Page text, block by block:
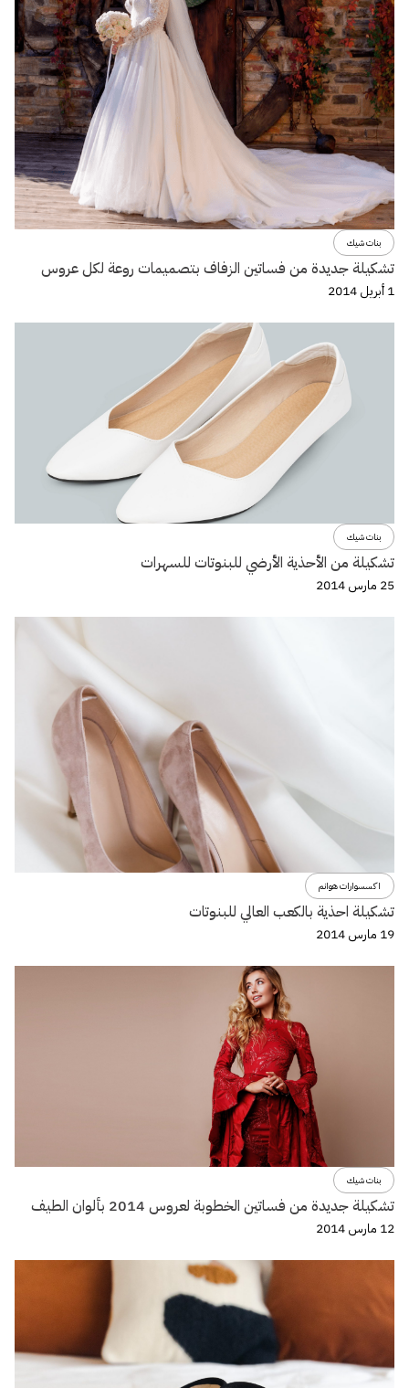
بنات شيك
تشكيلة جديدة من فساتين الزفاف بتصميمات روعة لكل عروس
1 أبريل 2014
بنات شيك
تشكيلة من الأحذية الأرضي للبنوتات للسهرات
25 مارس 2014
اكسسوارات هوانم
تشكيلة احذية بالكعب العالي للبنوتات
19 مارس 2014
بنات شيك
تشكيلة جديدة من فساتين الخطوبة لعروس 2014 بألوان الطيف
12 مارس 2014